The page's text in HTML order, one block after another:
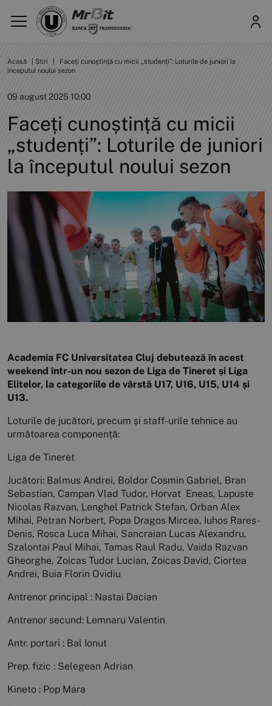
Acasă Știri
Faceți cunoștință cu micii „studenți”: Loturile de juniori la
începutul noului sezon
09 august 2025 10:00
Faceți cunoștință cu micii
„studenți”: Loturile de juniori
la începutul noului sezon
Academia FC Universitatea Cluj debutează în acest
weekend într-un nou sezon de Liga de Tineret și Liga
Elitelor, la categoriile de vârstă U17, U16, U15, U14 și
U13.
Loturile de jucători, precum și staff-urile tehnice au
următoarea componență:
Liga de Tineret
Jucători: Balmus Andrei, Boldor Cosmin Gabriel, Bran
Sebastian, Campan Vlad Tudor, Horvat Eneas, Lapuste
Nicolas Razvan, Lenghel Patrick Stefan, Orban Alex
Mihai, Petran Norbert, Popa Dragos Mircea, Iuhos Rares-
Denis, Rosca Luca Mihai, Sancraian Lucas Alexandru,
Szalontai Paul Mihai, Tamas Raul Radu, Vaida Razvan
Gheorghe, Zoicas Tudor Lucian, Zoicas David, Ciortea
Andrei, Buia Florin Ovidiu
Antrenor principal : Nastai Dacian
Antrenor secund: Lemnaru Valentin
Antr. portari : Bal Ionut
Prep. fizic : Selegean Adrian
Kineto : Pop Mara